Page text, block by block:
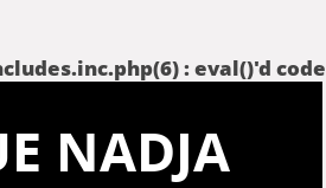
: eval()'d code
NADJA